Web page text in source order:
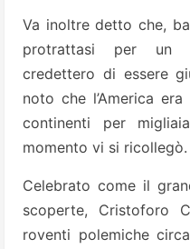
Va inoltre detto che,
protrattasi per un
credettero di essere
noto che l’America
continenti per
momento vi si ricollegò.
Celebrato come il
scoperte, Cristoforo
roventi polemiche